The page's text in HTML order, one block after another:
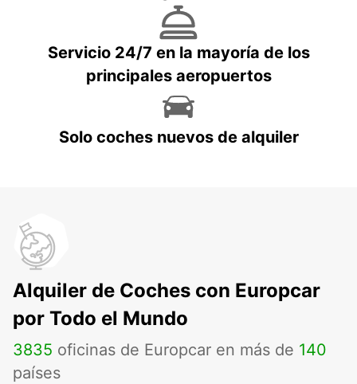
Servicio 24/7 en la mayoría de los
principales aeropuertos
Solo coches nuevos de alquiler
Alquiler de Coches con Europcar
por Todo el Mundo
3835 oficinas de Europcar en más de 140
países